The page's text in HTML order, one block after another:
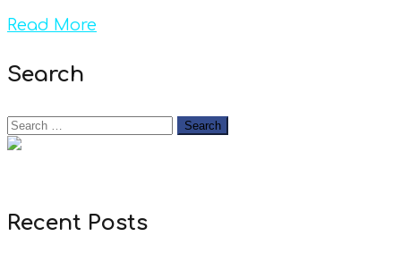
Read More
Search
Recent Posts